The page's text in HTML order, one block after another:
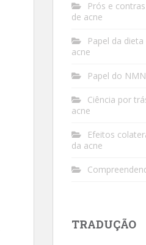
Prós e
de acne
Papel da
acne
Papel do
Ciência por
acne
Efeitos
da acne
TRADUÇÃO